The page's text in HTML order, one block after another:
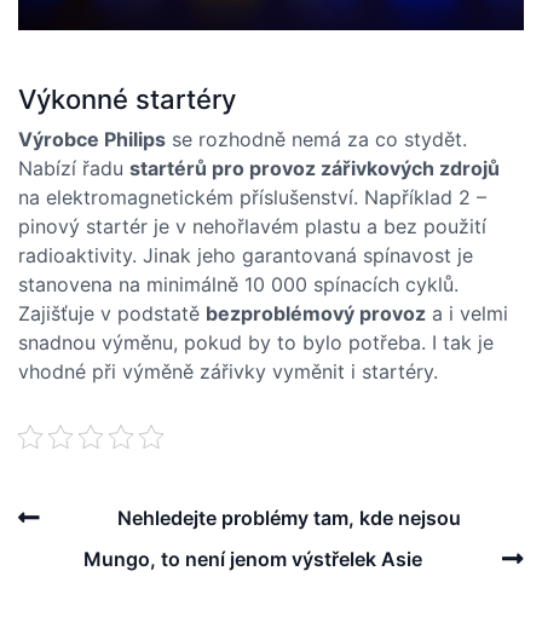
Výkonné startéry
Výrobce Philips se rozhodně nemá za co stydět.
Nabízí řadu startérů pro provoz zářivkových zdrojů
na elektromagnetickém příslušenství. Například 2 –
pinový startér je v nehořlavém plastu a bez použití
radioaktivity. Jinak jeho garantovaná spínavost je
stanovena na minimálně 10 000 spínacích cyklů.
Zajišťuje v podstatě bezproblémový provoz a i velmi
snadnou výměnu, pokud by to bylo potřeba. I tak je
vhodné při výměně zářivky vyměnit i startéry.
Post
navigation
Previous
Nehledejte problémy tam, kde nejsou
Mungo, to není jenom výstřelek Asie